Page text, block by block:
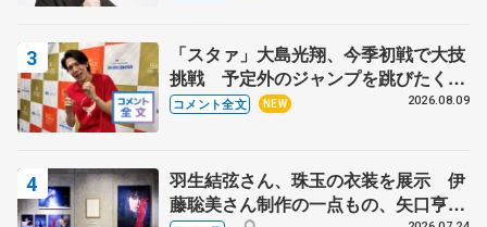
「スタァ」大島光翔、今季初戦で大技
挑戦 予定外のジャンプを跳びたくな
った理由とは… 【関東サマートロフ
コメント全文 NEW 2026.08.09
羽生結弦さん、珠玉の衣装を展示 伊
藤聡美さん制作の一点もの、矢口亨さ